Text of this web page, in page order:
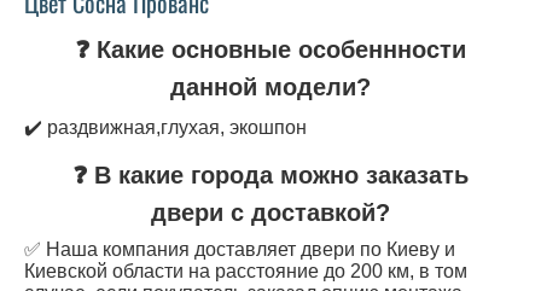
❓ Какие основные особеннности
данной модели?
✔️ раздвижная,глухая, экошпон
❓ В какие города можно заказать
двери с доставкой?
✅ Наша компания доставляет двери по Киеву и
Киевской области на расстояние до 200 км, в том